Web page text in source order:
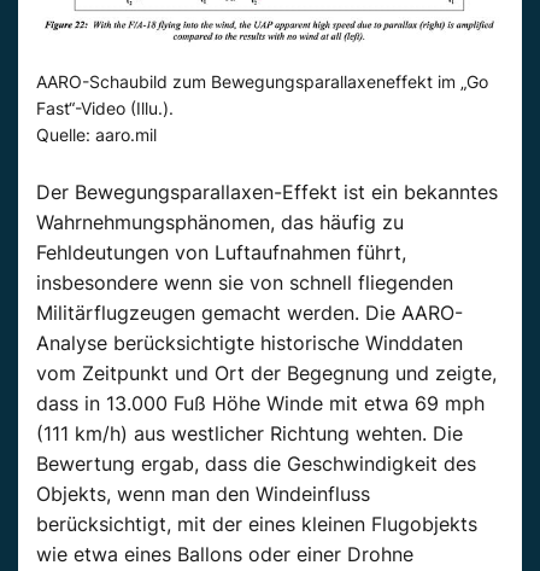
AARO-Schaubild zum Bewegungsparallaxeneffekt im „Go
Fast“-Video (Illu.).
Quelle: aaro.mil
Der Bewegungsparallaxen-Effekt ist ein bekanntes
Wahrnehmungsphänomen, das häufig zu
Fehldeutungen von Luftaufnahmen führt,
insbesondere wenn sie von schnell fliegenden
Militärflugzeugen gemacht werden. Die AARO-
Analyse berücksichtigte historische Winddaten
vom Zeitpunkt und Ort der Begegnung und zeigte,
dass in 13.000 Fuß Höhe Winde mit etwa 69 mph
(111 km/h) aus westlicher Richtung wehten. Die
Bewertung ergab, dass die Geschwindigkeit des
Objekts, wenn man den Windeinfluss
berücksichtigt, mit der eines kleinen Flugobjekts
wie etwa eines Ballons oder einer Drohne